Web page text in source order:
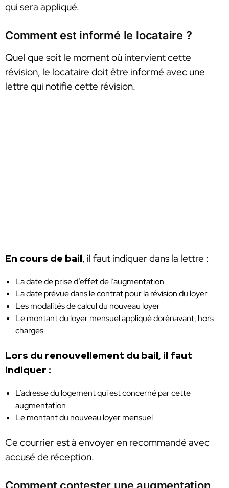
qui sera appliqué.
Comment est informé le locataire ?
Quel que soit le moment où intervient cette
révision, le locataire doit être informé avec une
lettre qui notifie cette révision.
En cours de bail, il faut indiquer dans la lettre :
La date de prise d’effet de l’augmentation
La date prévue dans le contrat pour la révision du loyer
Les modalités de calcul du nouveau loyer
Le montant du loyer mensuel appliqué dorénavant, hors
charges
Lors du renouvellement du bail, il faut
indiquer :
L’adresse du logement qui est concerné par cette
augmentation
Le montant du nouveau loyer mensuel
Ce courrier est à envoyer en recommandé avec
accusé de réception.